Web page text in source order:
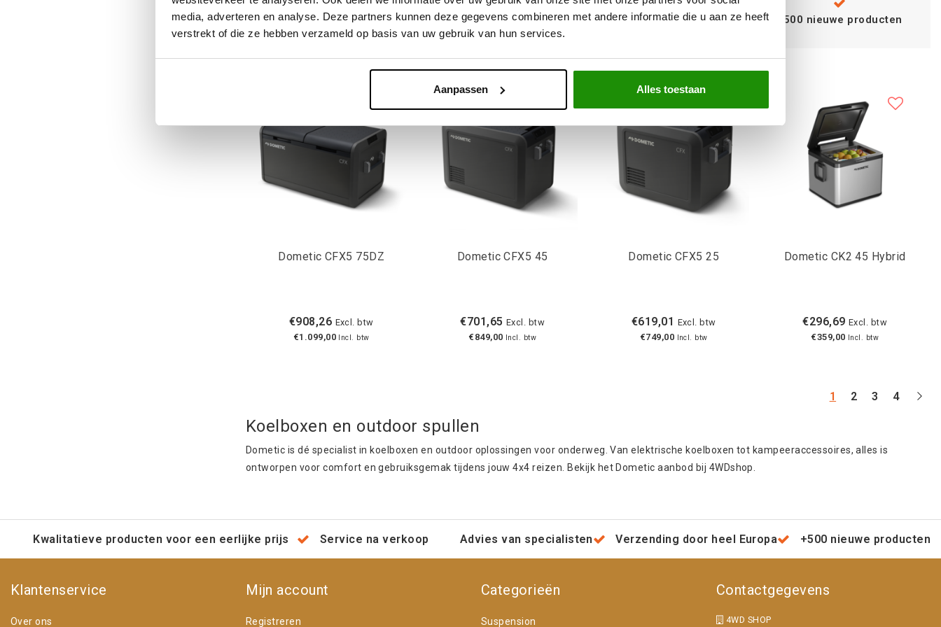
media, adverteren en analyse. Deze partners kunnen deze gegevens combineren met andere informatie die u aan ze heeft
verstrekt of die ze hebben verzameld op basis van uw gebruik van hun services.
Aanpassen Alles toestaan
Kwalitatieve producten voor een eerlijke prijs Service na verkoop
Advies van
specialisten
+500 nieuwe producten
Dometic CFX5 75DZ
€908,26 Excl. btw
€1.099,00
Incl. btw
Dometic CFX5 45
€701,65 Excl. btw
€849,00
Incl. btw
Dometic CFX5 25
€619,01 Excl. btw
€749,00
Incl. btw
Dometic CK2 45 Hybrid
€296,69 Excl. btw
€359,00
Incl. btw
1 2 3 4
Koelboxen en outdoor spullen
Dometic is dé specialist in koelboxen en outdoor oplossingen voor onderweg. Van elektrische koelboxen tot kampeeraccessoires, alles is
ontworpen voor comfort en gebruiksgemak tijdens jouw 4x4 reizen. Bekijk het Dometic aanbod bij 4WDshop.
Kwalitatieve producten voor een eerlijke prijs Service na verkoop Advies van specialisten Verzending door heel Europa +500 nieuwe producten
Klantenservice
Over ons
Mijn account
Registreren
Categorieën
Suspension
Contactgegevens
4WD SHOP